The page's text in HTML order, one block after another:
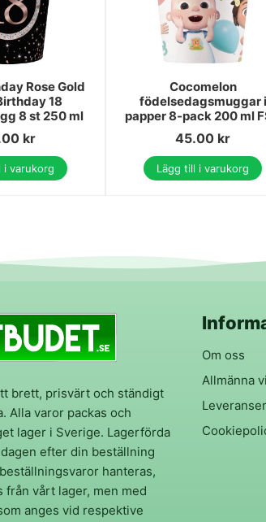
Rose Gold
18
8 st 250 ml
kr
i varukorg
Cocomelon
födelsedagsmuggar i
papper 8-pack 200 ml
45.00 kr
Lägg till i varukorg
brett, prisvärt och ständigt
Alla varor packas och
lager i Sverige. Lagerförda
efter din beställning
hanteras,
från vårt lager, men med
anges vid respektive
Om oss
Allmänna